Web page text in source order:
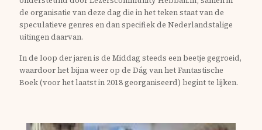
de organisatie van deze dag die in het teken staat van de
speculatieve genres en dan specifiek de Nederlandstalige
uitingen daarvan.
In de loop der jaren is de Middag steeds een beetje gegroeid,
waardoor het bijna weer op de Dág van het Fantastische
Boek (voor het laatst in 2018 georganiseerd) begint te lijken.